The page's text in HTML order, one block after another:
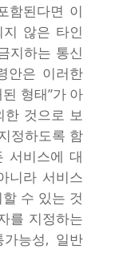
함된다면 이
않은 타인
지하는 통신
안은 이러한
형태”가 아
한 것으로 보
정하도록 함
서비스에 대
니라 서비스
수 있는 것
를 지정하는
가능성, 일반